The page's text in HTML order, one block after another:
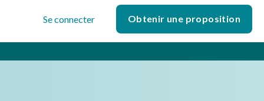
Se connecter Obtenir une proposition